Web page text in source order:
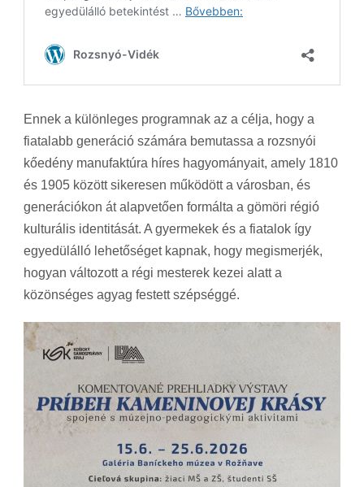
Ennek a különleges programnak az a célja, hogy a
fiatalabb generáció számára bemutassa a rozsnyói
kőedény manufaktúra híres hagyományait, amely 1810
és 1905 között sikeresen működött a városban, és
generációkon át alapvetően formálta a gömöri régió
kulturális identitását. A gyermekek és a fiatalok így
egyedülálló lehetőséget kapnak, hogy megismerjék,
hogyan változott a régi mesterek kezei alatt a
közönséges agyag festett szépséggé.